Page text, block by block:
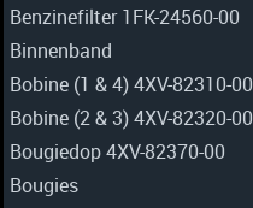
Benzinefilter 1FK-24560-00
Binnenband
Bobine (1 & 4) 4XV-82310-00
Bobine (2 & 3) 4XV-82320-00
Bougiedop 4XV-82370-00
Bougies